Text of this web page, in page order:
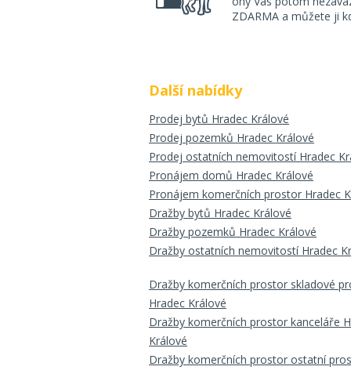
ZDARMA a můžete ji
Další nabídky
Prodej bytů Hradec Králové
Prodej pozemků Hradec Králové
Prodej ostatních nemovitostí Hradec
Pronájem domů Hradec Králové
Pronájem komerčních prostor Hradec
Dražby bytů Hradec Králové
Dražby pozemků Hradec Králové
Dražby ostatních nemovitostí Hradec
Dražby komerčních prostor skladové
Hradec Králové
Dražby komerčních prostor kanceláře
Králové
Dražby komerčních prostor ostatní